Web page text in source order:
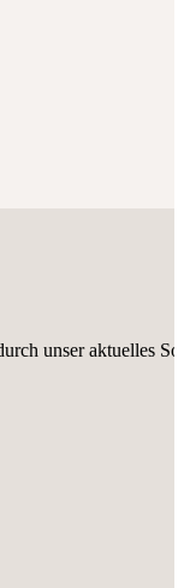
unser aktuelles